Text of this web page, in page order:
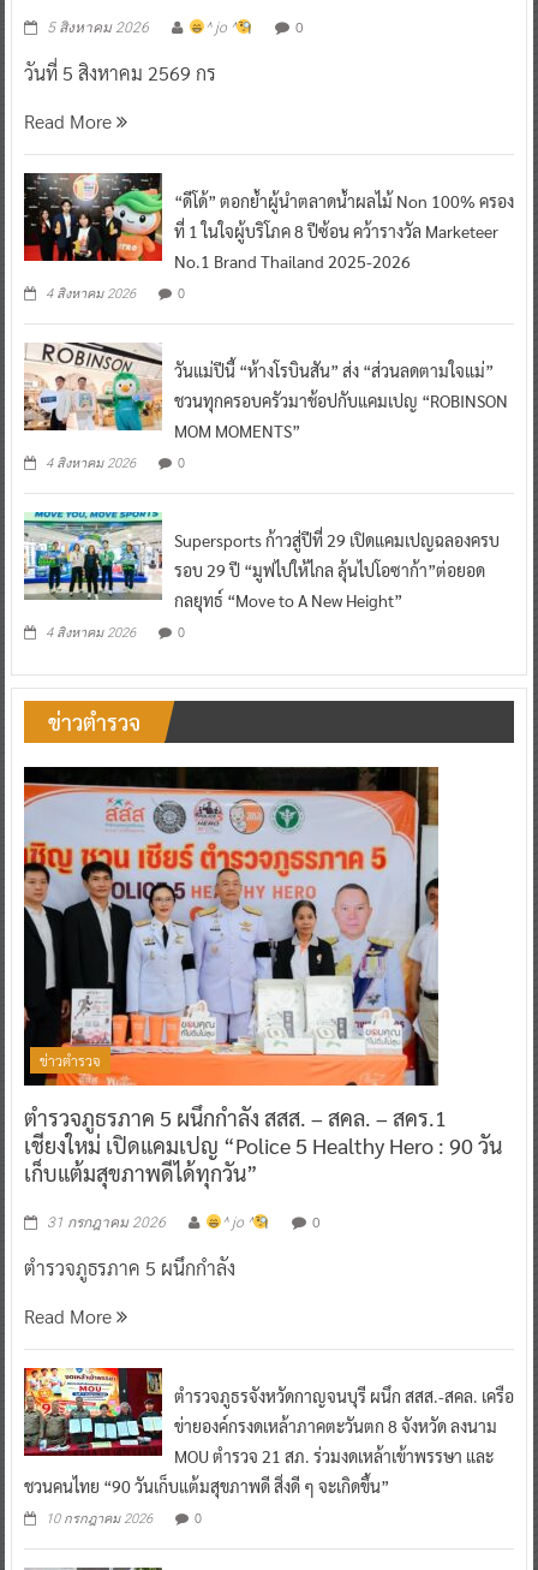
5 สิงหาคม 2026 ^ jo ^ 0
วันที่ 5 สิงหาคม 2569 กร
Read More
“ดีโด้” ตอกย้ำผู้นำตลาดน้ำผลไม้ Non 100% ครอง
ที่ 1 ในใจผู้บริโภค 8 ปีซ้อน คว้ารางวัล Marketeer
No.1 Brand Thailand 2025-2026
4 สิงหาคม 2026 0
วันแม่ปีนี้ “ห้างโรบินสัน” ส่ง “ส่วนลดตามใจแม่”
ชวนทุกครอบครัวมาช้อปกับแคมเปญ “ROBINSON
MOM MOMENTS”
4 สิงหาคม 2026 0
Supersports ก้าวสู่ปีที่ 29 เปิดแคมเปญฉลองครบ
รอบ 29 ปี “มูฟไปให้ไกล ลุ้นไปโอซาก้า”ต่อยอด
กลยุทธ์ “Move to A New Height”
4 สิงหาคม 2026 0
ข่าวตำรวจ
ข่าวตำรวจ
ตำรวจภูธรภาค 5 ผนึกกำลัง สสส. – สคล. – สคร.1
เชียงใหม่ เปิดแคมเปญ “Police 5 Healthy Hero : 90 วัน
เก็บแต้มสุขภาพดีได้ทุกวัน”
31 กรกฎาคม 2026 ^ jo ^ 0
ตำรวจภูธรภาค 5 ผนึกกำลัง
Read More
ตำรวจภูธรจังหวัดกาญจนบุรี ผนึก สสส.-สคล. เครือ
ข่ายองค์กรงดเหล้าภาคตะวันตก 8 จังหวัด ลงนาม
MOU ตำรวจ 21 สภ. ร่วมงดเหล้าเข้าพรรษา และ
ชวนคนไทย “90 วันเก็บแต้มสุขภาพดี สิ่งดี ๆ จะเกิดขึ้น”
10 กรกฎาคม 2026 0